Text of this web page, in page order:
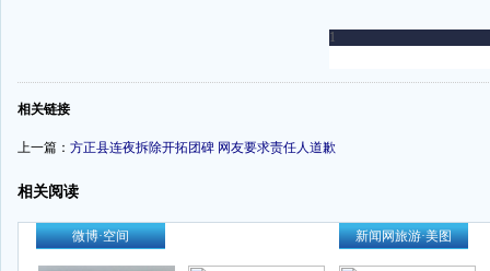
-
相关链接
上一篇： 方正县连夜拆除开拓团碑 网友要求责任人道歉
相关阅读